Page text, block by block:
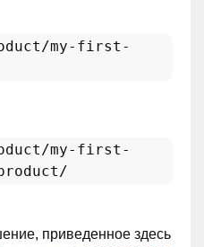
my-first-
my-first-
приведенное здесь